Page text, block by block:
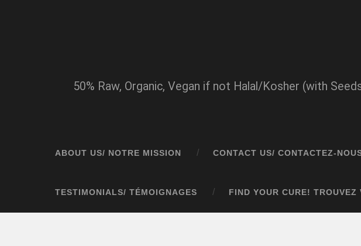
50% Raw, Organic, Vegan if not Halal/Kosher (with
ABOUT US/ NOTRE MISSION CONTACT US/ CONTACTEZ-
TESTIMONIALS/ TÉMOIGNAGES FIND YOUR CURE!